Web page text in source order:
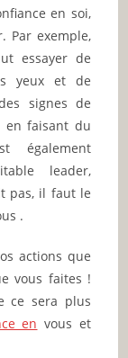
en soi,
Par exemple,
essayer de
yeux et de
signes de
en faisant du
également
leader,
pas, il faut le
.
actions que
vous faites !
ce sera plus
en vous et